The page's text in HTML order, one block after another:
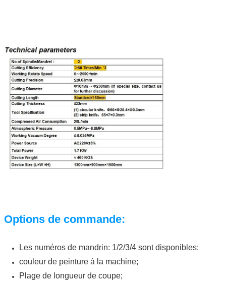
Options de commande:
Les numéros de mandrin: 1/2/3/4 sont disponibles;
couleur de peinture à la machine;
Plage de longueur de coupe;